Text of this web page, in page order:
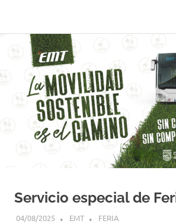
contenido
Servicio especial de
04/08/2025 EMT FERIA